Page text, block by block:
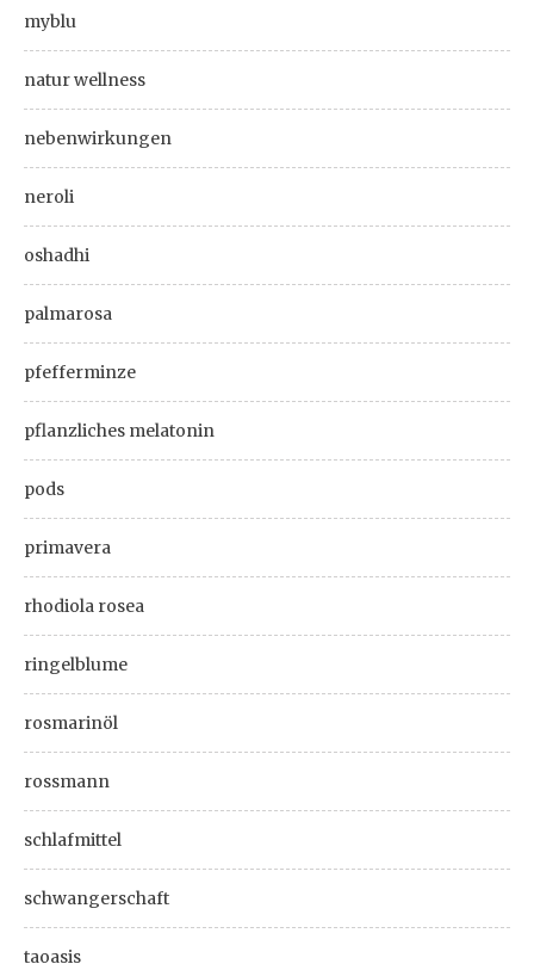
myblu
natur wellness
nebenwirkungen
neroli
oshadhi
palmarosa
pfefferminze
pflanzliches melatonin
pods
primavera
rhodiola rosea
ringelblume
rosmarinöl
rossmann
schlafmittel
schwangerschaft
taoasis